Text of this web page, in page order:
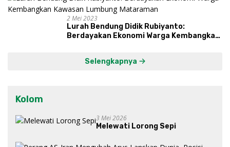
2 Mei 2023
Lurah Bendung Didik Rubiyanto:
Berdayakan Ekonomi Warga Kembangkan
Selengkapnya
Kolom
3 Mei 2026
Melewati Lorong Sepi